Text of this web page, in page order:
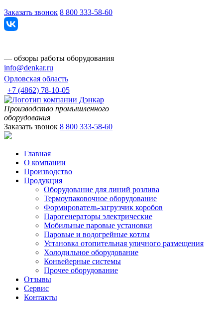
Заказать звонок 8 800 333-58-60
— обзоры работы оборудования
info@denkar.ru
Орловская область
+7 (4862) 78-10-05
Производство промышленного
оборудования
Заказать звонок 8 800 333-58-60
Главная
О компании
Производство
Продукция
Оборудование для линий розлива
Термоупаковочное оборудование
Формирователь-загрузчик коробов
Парогенераторы электрические
Мобильные паровые установки
Паровые и водогрейные котлы
Установка отопительная уличного размещения
Холодильное оборудование
Конвейерные системы
Прочее оборудование
Отзывы
Сервис
Контакты